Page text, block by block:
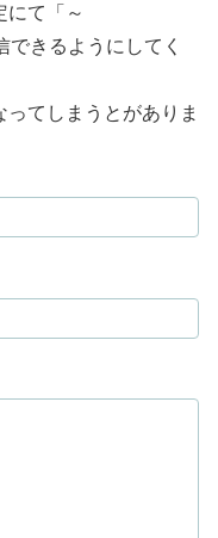
にて「～
きるようにしてく
てしまうとがありま